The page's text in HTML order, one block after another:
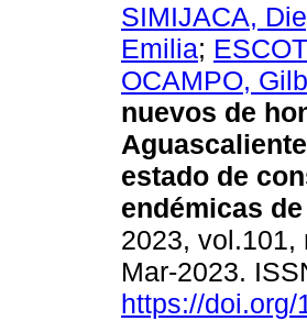
SIMIJACA,
Emilia;
OCAMPO,
nuevos de
estado de
endémicas
2023,
Mar-2023.
https://